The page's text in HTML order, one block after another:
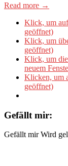
Read more →
Klick, um
geöffnet)
Klick, um
geöffnet)
Klick, um
neuem
Klicken, um
geöffnet)
Gefällt mir:
Gefällt mir Wird